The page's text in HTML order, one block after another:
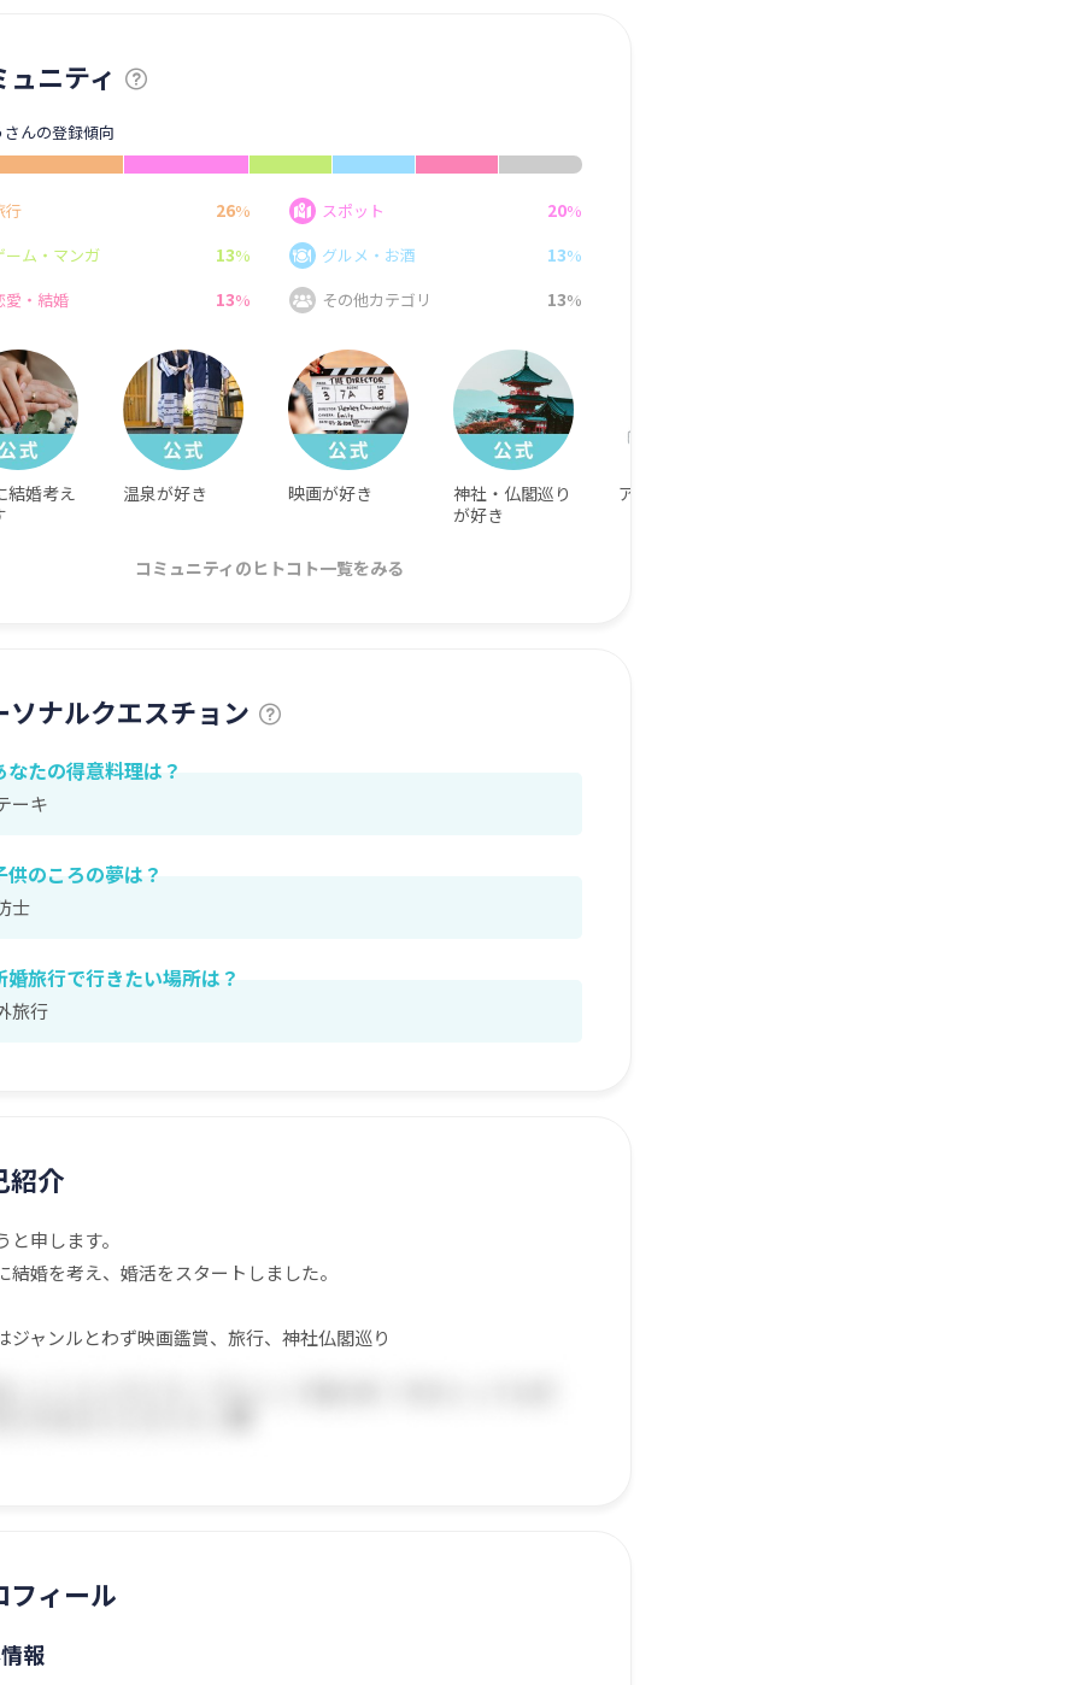
ュニティ
んの登録傾向
行 26% スポット 20%
ーム・マンガ
13% グルメ・お酒 13%
愛・結婚
13% その他カテゴリ 13%
結婚考え
温泉が好き 映画が好き
神社・仏閣巡り
が好き
アニメ好き
コミュニティのヒトコト一覧をみる
ソナルクエスチョン
なたの得意料理は？
ーキ
供のころの夢は？
士
婚旅行で行きたい場所は？
旅行
紹介
と申します。
結婚を考え、婚活をスタートしました。
ジャンルとわず映画鑑賞、旅行、神社仏閣巡り
フィール
報